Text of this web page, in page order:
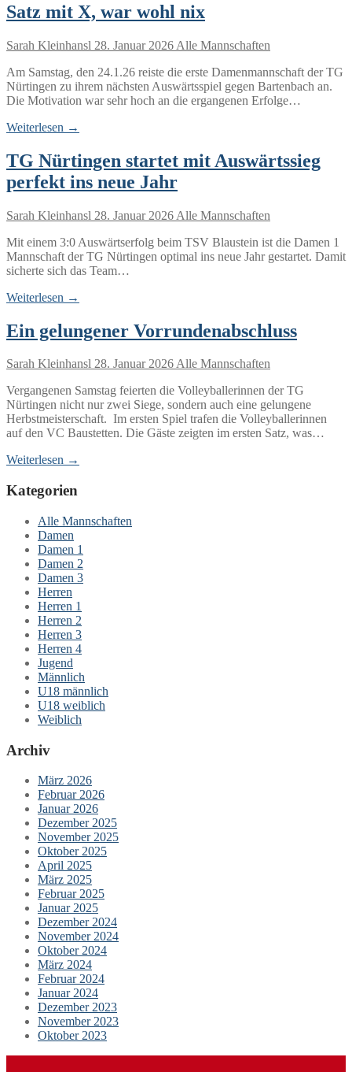
Satz mit X, war wohl nix
Sarah Kleinhansl 28. Januar 2026 Alle Mannschaften
Am Samstag, den 24.1.26 reiste die erste Damenmannschaft der TG
Nürtingen zu ihrem nächsten Auswärtsspiel gegen Bartenbach an.
Die Motivation war sehr hoch an die ergangenen Erfolge…
Weiterlesen →
TG Nürtingen startet mit Auswärtssieg
perfekt ins neue Jahr
Sarah Kleinhansl 28. Januar 2026 Alle Mannschaften
Mit einem 3:0 Auswärtserfolg beim TSV Blaustein ist die Damen 1
Mannschaft der TG Nürtingen optimal ins neue Jahr gestartet. Damit
sicherte sich das Team…
Weiterlesen →
Ein gelungener Vorrundenabschluss
Sarah Kleinhansl 28. Januar 2026Alle Mannschaften
Vergangenen Samstag feierten die Volleyballerinnen der TG
Nürtingen nicht nur zwei Siege, sondern auch eine gelungene
Herbstmeisterschaft. Im ersten Spiel trafen die Volleyballerinnen
auf den VC Baustetten. Die Gäste zeigten im ersten Satz, was…
Weiterlesen →
Kategorien
Alle Mannschaften
Damen
Damen 1
Damen 2
Damen 3
Herren
Herren 1
Herren 2
Herren 3
Herren 4
Jugend
Männlich
U18 männlich
U18 weiblich
Weiblich
Archiv
März 2026
Februar 2026
Januar 2026
Dezember 2025
November 2025
Oktober 2025
April 2025
März 2025
Februar 2025
Januar 2025
Dezember 2024
November 2024
Oktober 2024
März 2024
Februar 2024
Januar 2024
Dezember 2023
November 2023
Oktober 2023